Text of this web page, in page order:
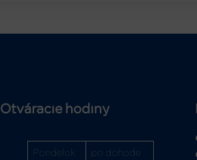
Otváracie hodiny
Pondelok po dohode